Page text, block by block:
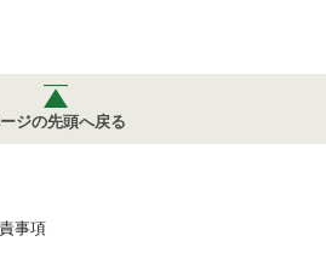
ジの先頭へ戻る
事項